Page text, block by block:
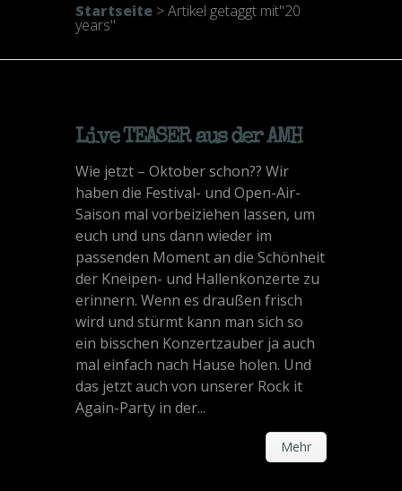
Startseite >Artikel getaggt mit"20
years"
Live TEASER aus der AMH
Wie jetzt – Oktober schon?? Wir
haben die Festival- und Open-Air-
Saison mal vorbeiziehen lassen, um
euch und uns dann wieder im
passenden Moment an die Schönheit
der Kneipen- und Hallenkonzerte zu
erinnern. Wenn es draußen frisch
wird und stürmt kann man sich so
ein bisschen Konzertzauber ja auch
mal einfach nach Hause holen. Und
das jetzt auch von unserer Rock it
Again-Party in der...
Mehr